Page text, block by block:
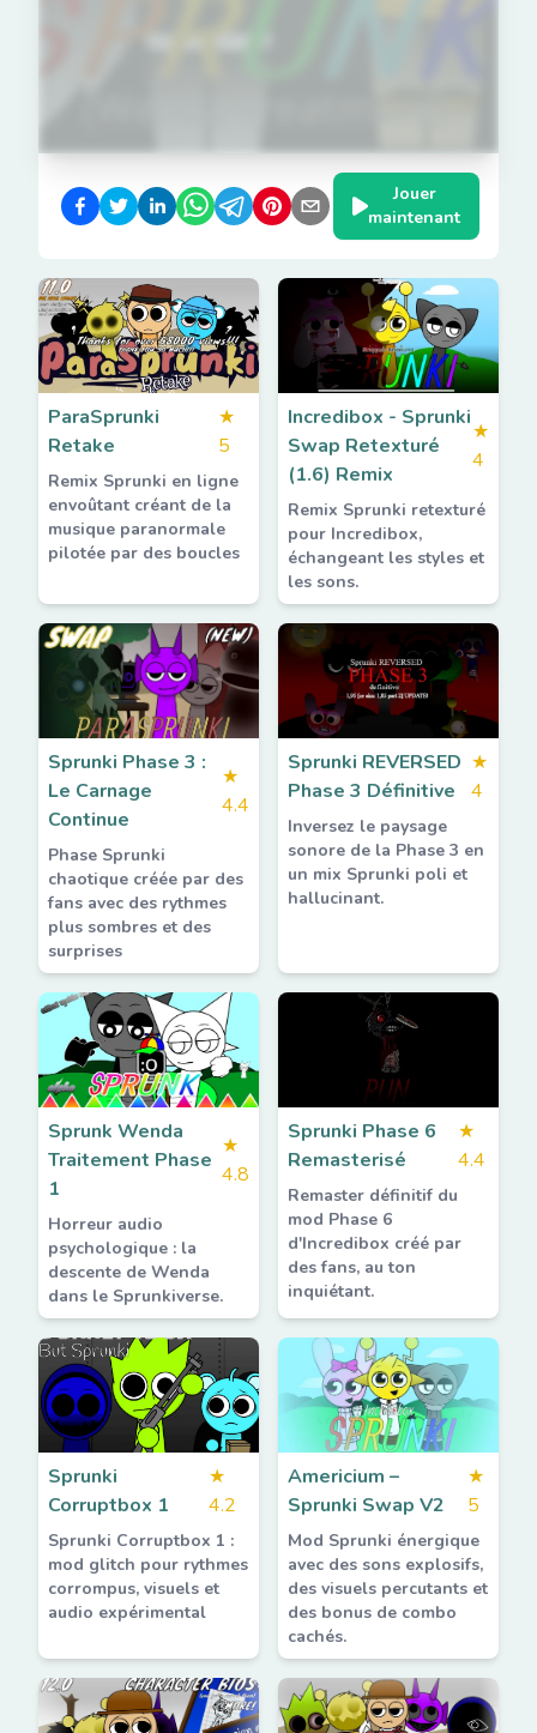
Jouer
maintenant
ParaSprunki
Retake
★
5
Remix Sprunki en ligne
envoûtant créant de la
musique paranormale
pilotée par des boucles
Incredibox - Sprunki
Swap Retexturé
(1.6) Remix
★
4
Remix Sprunki retexturé
pour Incredibox,
échangeant les styles et
les sons.
Sprunki Phase 3 :
Le Carnage
Continue
★
4.4
Phase Sprunki
chaotique créée par des
fans avec des rythmes
plus sombres et des
surprises
Sprunki REVERSED
Phase 3 Définitive
★
4
Inversez le paysage
sonore de la Phase 3 en
un mix Sprunki poli et
hallucinant.
Sprunk Wenda
Traitement Phase
1
★
4.8
Horreur audio
psychologique : la
descente de Wenda
dans le Sprunkiverse.
Sprunki Phase 6
Remasterisé
★
4.4
Remaster définitif du
mod Phase 6
d'Incredibox créé par
des fans, au ton
inquiétant.
Sprunki
Corruptbox 1
★
4.2
Sprunki Corruptbox 1 :
mod glitch pour rythmes
corrompus, visuels et
audio expérimental
Americium –
Sprunki Swap V2
★
5
Mod Sprunki énergique
avec des sons explosifs,
des visuels percutants et
des bonus de combo
cachés.